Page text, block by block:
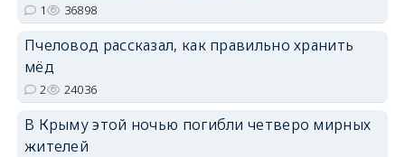
erid: 2SDnjdvhGXG
1 36898
Пчеловод рассказал, как правильно хранить
мёд
2 24036
В Крыму этой ночью погибли четверо мирных
жителей